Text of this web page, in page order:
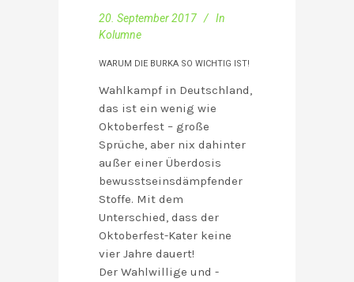
20. September 2017
In
Kolumne
WARUM DIE BURKA SO WICHTIG IST!
Wahlkampf in Deutschland,
das ist ein wenig wie
Oktoberfest – große
Sprüche, aber nix dahinter
außer einer Überdosis
bewusstseinsdämpfender
Stoffe. Mit dem
Unterschied, dass der
Oktoberfest-Kater keine
vier Jahre dauert!
Der Wahlwillige und -